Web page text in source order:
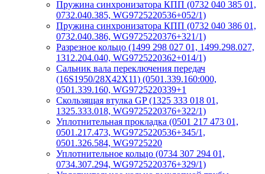
Пружина синхронизатора КПП (0732 040 385 01,
0732.040.385, WG9725220536+052/1)
Пружина синхронизатора КПП (0732 040 386 01,
0732.040.386, WG9725220376+321/1)
Разрезное кольцо (1499 298 027 01, 1499.298.027,
1312.204.040, WG9725220362+014/1)
Сальник вала переключения передач
(16S1950/28X42X11) (0501.339.160:000,
0501.339.160, WG9725220339+1
Скользящая втулка GP (1325 333 018 01,
1325.333.018, WG9725220376+322/1)
Уплотнительная прокладка (0501 217 473 01,
0501.217.473, WG9725220536+345/1,
0501.326.584, WG9725220
Уплотнительное кольцо (0734 307 294 01,
0734.307.294, WG9725220376+329/1)